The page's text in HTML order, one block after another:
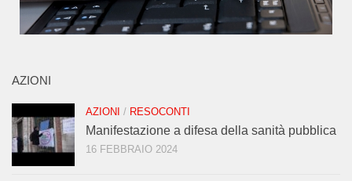
AZIONI
AZIONI / RESOCONTI
Manifestazione a difesa della sanità pubblica
16 FEBBRAIO 2024